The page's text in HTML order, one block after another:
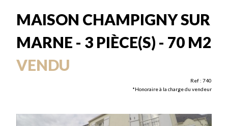
MAISON CHAMPIGNY SUR
MARNE - 3 PIÈCE(S) - 70 M2
VENDU
Ref : 740
*Honoraire à la charge du vendeur